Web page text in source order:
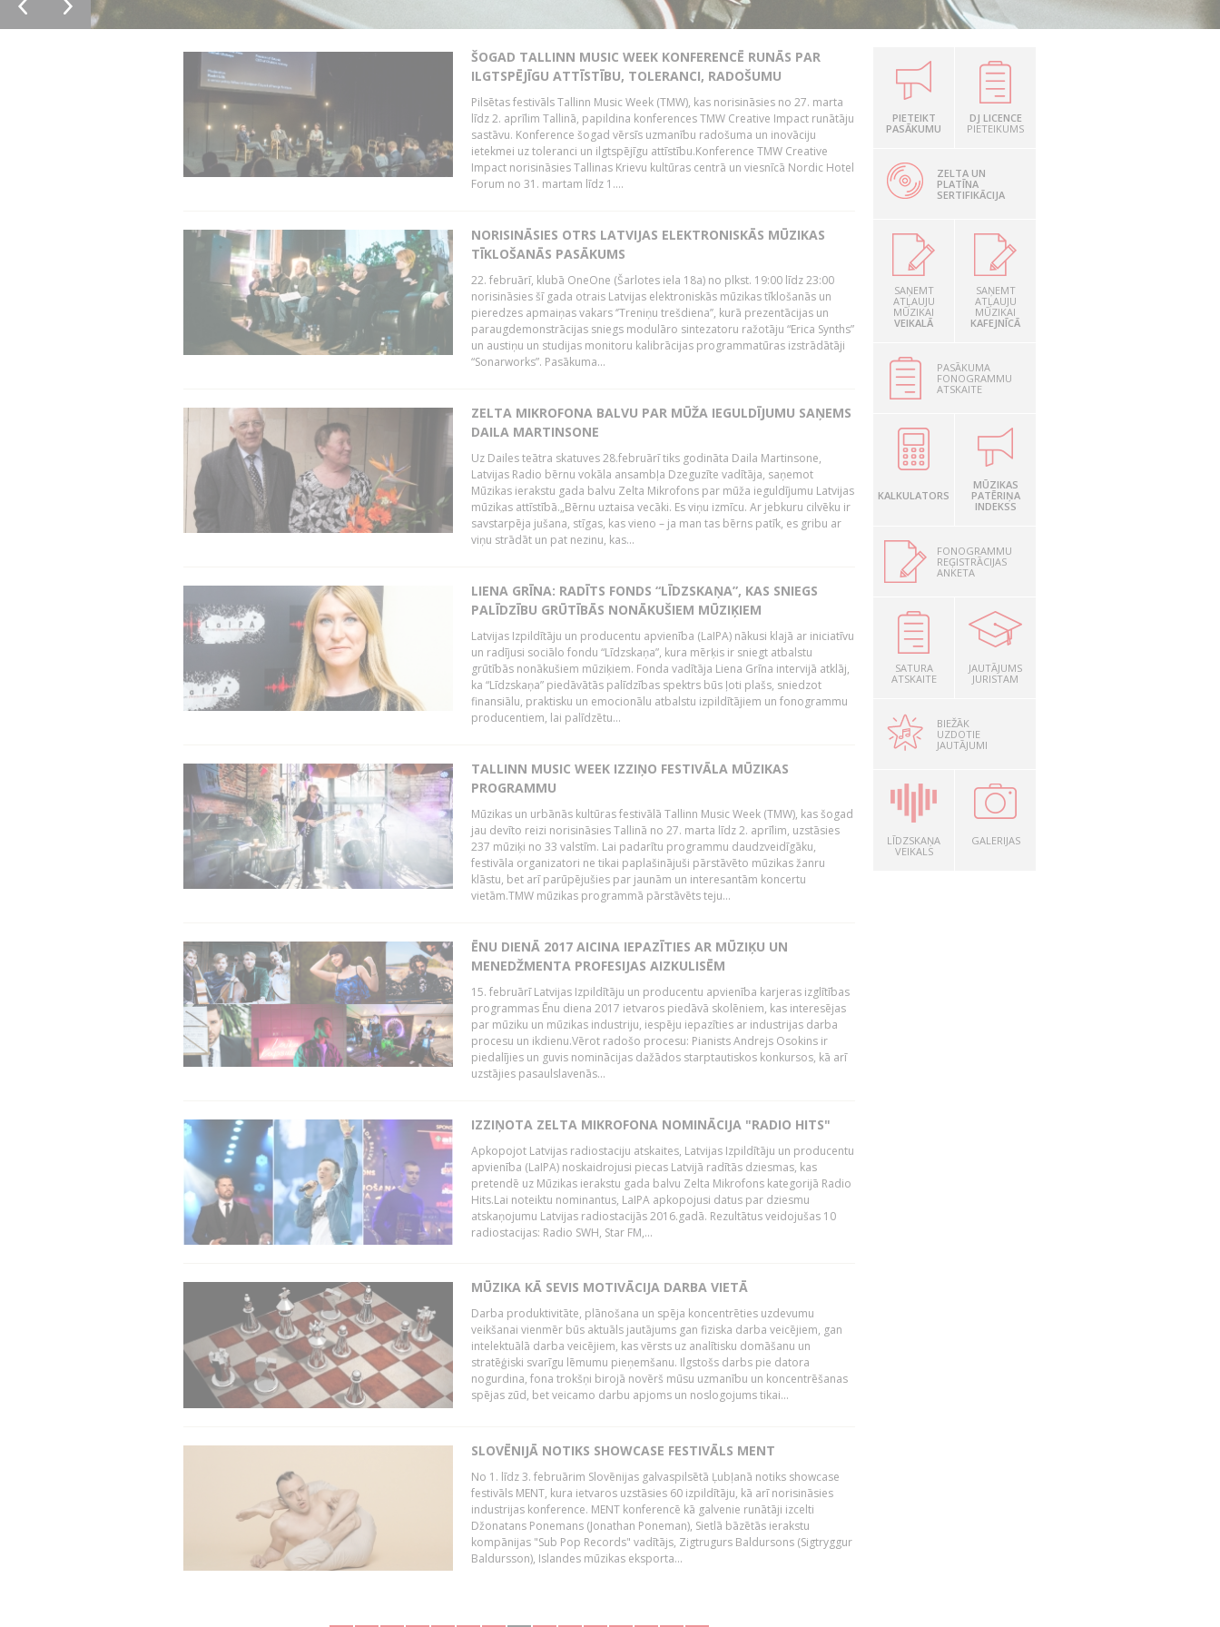
ŠOGAD TALLINN MUSIC WEEK KONFERENCĒ RUNĀS PAR
ILGTSPĒJĪGU ATTĪSTĪBU, TOLERANCI, RADOŠUMU
Pilsētas festivāls Tallinn Music Week (TMW), kas norisināsies no 27. marta
līdz 2. aprīlim Tallinā, papildina konferences TMW Creative Impact runātāju
sastāvu. Konference šogad vērsīs uzmanību radošuma un inovāciju
ietekmei uz toleranci un ilgtspējīgu attīstību.Konference TMW Creative
Impact norisināsies Tallinas Krievu kultūras centrā un viesnīcā Nordic Hotel
Forum no 31. martam līdz 1....
NORISINĀSIES OTRS LATVIJAS ELEKTRONISKĀS MŪZIKAS
TĪKLOŠANĀS PASĀKUMS
22. februārī, klubā OneOne (Šarlotes iela 18a) no plkst. 19:00 līdz 23:00
norisināsies šī gada otrais Latvijas elektroniskās mūzikas tīklošanās un
pieredzes apmaiņas vakars ‘’Treniņu trešdiena’’, kurā prezentācijas un
paraugdemonstrācijas sniegs modulāro sintezatoru ražotāju “Erica Synths”
un austiņu un studijas monitoru kalibrācijas programmatūras izstrādātāji
“Sonarworks”. Pasākuma...
ZELTA MIKROFONA BALVU PAR MŪŽA IEGULDĪJUMU SAŅEMS
DAILA MARTINSONE
Uz Dailes teātra skatuves 28.februārī tiks godināta Daila Martinsone,
Latvijas Radio bērnu vokāla ansambļa Dzeguzīte vadītāja, saņemot
Mūzikas ierakstu gada balvu Zelta Mikrofons par mūža ieguldījumu Latvijas
mūzikas attīstībā.„Bērnu uztaisa vecāki. Es viņu izmīcu. Ar jebkuru cilvēku ir
savstarpēja jušana, stīgas, kas vieno – ja man tas bērns patīk, es gribu ar
viņu strādāt un pat nezinu, kas...
LIENA GRĪNA: RADĪTS FONDS “LĪDZSKAŅA”, KAS SNIEGS
PALĪDZĪBU GRŪTĪBĀS NONĀKUŠIEM MŪZIĶIEM
Latvijas Izpildītāju un producentu apvienība (LaIPA) nākusi klajā ar iniciatīvu
un radījusi sociālo fondu “Līdzskaņa”, kura mērķis ir sniegt atbalstu
grūtībās nonākušiem mūziķiem. Fonda vadītāja Liena Grīna intervijā atklāj,
ka “Līdzskaņa” piedāvātās palīdzības spektrs būs ļoti plašs, sniedzot
finansiālu, praktisku un emocionālu atbalstu izpildītājiem un fonogrammu
producentiem, lai palīdzētu...
TALLINN MUSIC WEEK IZZIŅO FESTIVĀLA MŪZIKAS
PROGRAMMU
Mūzikas un urbānās kultūras festivālā Tallinn Music Week (TMW), kas šogad
jau devīto reizi norisināsies Tallinā no 27. marta līdz 2. aprīlim, uzstāsies
237 mūziķi no 33 valstīm. Lai padarītu programmu daudzveidīgāku,
festivāla organizatori ne tikai paplašinājuši pārstāvēto mūzikas žanru
klāstu, bet arī parūpējušies par jaunām un interesantām koncertu
vietām.TMW mūzikas programmā pārstāvēts teju...
ĒNU DIENĀ 2017 AICINA IEPAZĪTIES AR MŪZIĶU UN
MENEDŽMENTA PROFESIJAS AIZKULISĒM
15. februārī Latvijas Izpildītāju un producentu apvienība karjeras izglītības
programmas Ēnu diena 2017 ietvaros piedāvā skolēniem, kas interesējas
par mūziku un mūzikas industriju, iespēju iepazīties ar industrijas darba
procesu un ikdienu.Vērot radošo procesu: Pianists Andrejs Osokins ir
piedalījies un guvis nominācijas dažādos starptautiskos konkursos, kā arī
uzstājies pasaulslavenās...
IZZIŅOTA ZELTA MIKROFONA NOMINĀCIJA "RADIO HITS"
Apkopojot Latvijas radiostaciju atskaites, Latvijas Izpildītāju un producentu
apvienība (LaIPA) noskaidrojusi piecas Latvijā radītās dziesmas, kas
pretendē uz Mūzikas ierakstu gada balvu Zelta Mikrofons kategorijā Radio
Hits.Lai noteiktu nominantus, LaIPA apkopojusi datus par dziesmu
atskaņojumu Latvijas radiostacijās 2016.gadā. Rezultātus veidojušas 10
radiostacijas: Radio SWH, Star FM,...
MŪZIKA KĀ SEVIS MOTIVĀCIJA DARBA VIETĀ
Darba produktivitāte, plānošana un spēja koncentrēties uzdevumu
veikšanai vienmēr būs aktuāls jautājums gan fiziska darba veicējiem, gan
intelektuālā darba veicējiem, kas vērsts uz analītisku domāšanu un
stratēģiski svarīgu lēmumu pieņemšanu. Ilgstošs darbs pie datora
nogurdina, fona trokšņi birojā novērš mūsu uzmanību un koncentrēšanas
spējas zūd, bet veicamo darbu apjoms un noslogojums tikai...
SLOVĒNIJĀ NOTIKS SHOWCASE FESTIVĀLS MENT
No 1. līdz 3. februārim Slovēnijas galvaspilsētā Ļubļanā notiks showcase
festivāls MENT, kura ietvaros uzstāsies 60 izpildītāju, kā arī norisināsies
industrijas konference. MENT konferencē kā galvenie runātāji izcelti
Džonatans Ponemans (Jonathan Poneman), Sietlā bāzētās ierakstu
kompānijas "Sub Pop Records" vadītājs, Zigtrugurs Baldursons (Sigtryggur
Baldursson), Islandes mūzikas eksporta...
PIETEIKT
PASĀKUMU
DJ LICENCE
PIETEIKUMS
ZELTA UN
PLATĪNA
SERTIFIKĀCIJA
SAŅEMT
ATĻAUJU
MŪZIKAI
VEIKALĀ
SAŅEMT
ATĻAUJU
MŪZIKAI
KAFEJNĪCĀ
PASĀKUMA
FONOGRAMMU
ATSKAITE
KALKULATORS
MŪZIKAS
PATĒRIŅA
INDEKSS
FONOGRAMMU
REĢISTRĀCIJAS
ANKETA
SATURA
ATSKAITE
JAUTĀJUMS
JURISTAM
BIEŽĀK
UZDOTIE
JAUTĀJUMI
LĪDZSKAŅA
VEIKALS
GALERIJAS